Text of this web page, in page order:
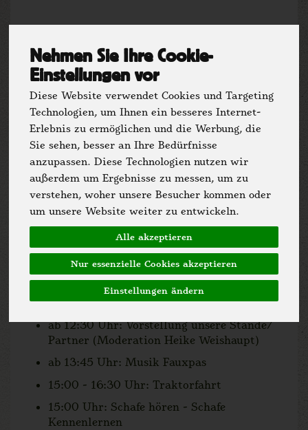
Nehmen Sie Ihre Cookie-
Einstellungen vor
Diese Website verwendet Cookies und Targeting
Technologien, um Ihnen ein besseres Internet-
Erlebnis zu ermöglichen und die Werbung, die
Sie sehen, besser an Ihre Bedürfnisse
anzupassen. Diese Technologien nutzen wir
außerdem um Ergebnisse zu messen, um zu
verstehen, woher unsere Besucher kommen oder
um unsere Website weiter zu entwickeln.
Alle akzeptieren
Nur essenzielle Cookies akzeptieren
Einstellungen ändern
Vorläufiges Programm für das
Hoffest 2026
So, 05.07.2026 11-18 Uhr
Programmübersicht
11:00 Uhr: Begrüßung Rainer Friedrich,
Bürgermeister/ Heiligenkirchen und
Martin Meiwes
11:00 - 13:00 Uhr: Traktorfahrt
11:30 Uhr: Führung um die Gewächshäuser
11:30 Uhr: Familien-Ralley
12:15 Uhr: Hühner hören - Hühner
Kennenlernen
11:00 - 17:00 Uhr: Selbsterne - Kartoffeln
ab 12:30 Uhr: Vorstellung unsere Stände/
Partner (Moderation Heike Weishaupt)
ab 13:45 Uhr: Musik Fauxpas
15:00 - 16:30 Uhr: Traktorfahrt
15:00 Uhr: Schafe hören - Schafe
Kennenlernen